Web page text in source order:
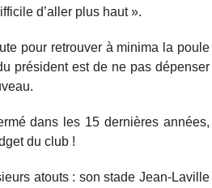
d’aller plus haut ».
pour retrouver à minima la poule
président est de ne pas dépenser
dans les 15 dernières années,
du club !
atouts : son stade Jean-Laville